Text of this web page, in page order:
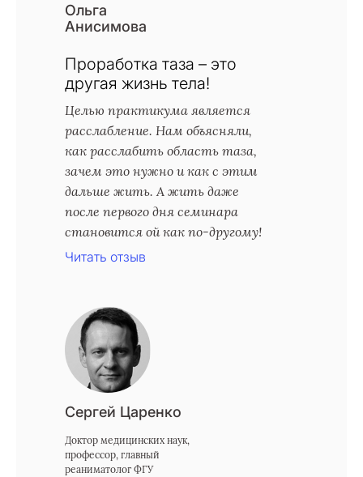
Ольга
Анисимова
Проработка таза – это
другая жизнь тела!
Целью практикума является
расслабление. Нам объясняли,
как расслабить область таза,
зачем это нужно и как с этим
дальше жить. А жить даже
после первого дня семинара
становится ой как по-другому!
Читать отзыв
Сергей Царенко
Доктор медицинских наук,
профессор, главный
реаниматолог ФГУ